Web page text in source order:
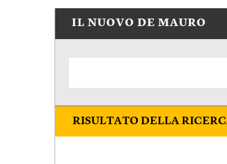
IL NUOVO DE MAURO
RISULTATO DELLA